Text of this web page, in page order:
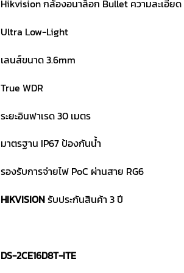
Hikvision กล้องอนาล็อก Bullet ความละเอีย
Ultra Low-Light
เลนส์ขนาด 3.6mm
True WDR
ระยะอินฟาเรด 30 เมตร
มาตรฐาน IP67 ป้องกันน้ำ
รองรับการจ่ายไฟ PoC ผ่านสาย RG6
HIKVISIONรับประกันสินค้า 3 ปี
DS-2CE16D8T-ITE